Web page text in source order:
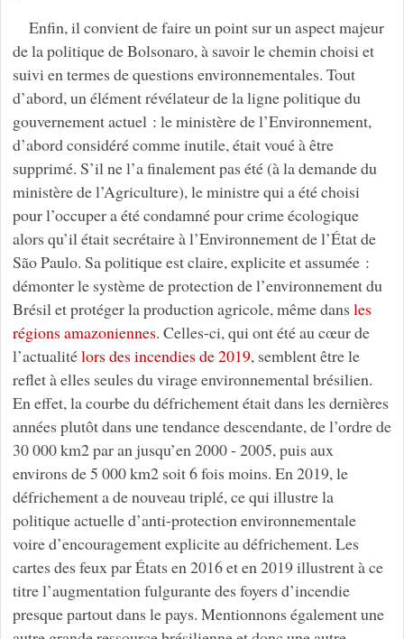
Enfin, il convient de faire un point sur un aspect majeur
de la politique de Bolsonaro, à savoir le chemin choisi et
suivi en termes de questions environnementales. Tout
d’abord, un élément révélateur de la ligne politique du
gouvernement actuel : le ministère de l’Environnement,
d’abord considéré comme inutile, était voué à être
supprimé. S’il ne l’a finalement pas été (à la demande du
ministère de l’Agriculture), le ministre qui a été choisi
pour l’occuper a été condamné pour crime écologique
alors qu’il était secrétaire à l’Environnement de l’État de
São Paulo. Sa politique est claire, explicite et assumée :
démonter le système de protection de l’environnement du
Brésil et protéger la production agricole, même dans les
régions amazoniennes. Celles-ci, qui ont été au cœur de
l’actualitélors des incendies de 2019, semblent être le
reflet à elles seules du virage environnemental brésilien.
En effet, la courbe du défrichement était dans les dernières
années plutôt dans une tendance descendante, de l’ordre de
30 000 km2 par an jusqu’en 2000 - 2005, puis aux
environs de 5 000 km2 soit 6 fois moins. En 2019, le
défrichement a de nouveau triplé, ce qui illustre la
politique actuelle d’anti-protection environnementale
voire d’encouragement explicite au défrichement. Les
cartes des feux par États en 2016 et en 2019 illustrent à ce
titre l’augmentation fulgurante des foyers d’incendie
presque partout dans le pays. Mentionnons également une